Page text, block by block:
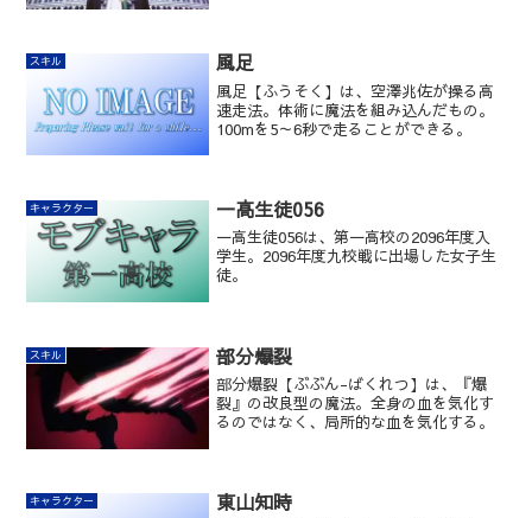
スキル 風足
風足【ふうそく】は、空澤兆佐が操る高
速走法。体術に魔法を組み込んだもの。
100mを5～6秒で走ることができる。
キャラクター 一高生徒056
一高生徒056は、第一高校の2096年度入
学生。2096年度九校戦に出場した女子生
徒。
スキル 部分爆裂
部分爆裂【ぶぶん-ばくれつ】は、『爆
裂』の改良型の魔法。全身の血を気化す
るのではなく、局所的な血を気化する。
キャラクター 東山知時